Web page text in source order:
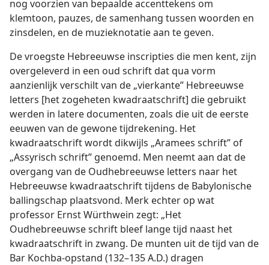
nog voorzien van bepaalde accenttekens om
klemtoon, pauzes, de samenhang tussen woorden en
zinsdelen, en de muzieknotatie aan te geven.
De vroegste Hebreeuwse inscripties die men kent, zijn
overgeleverd in een oud schrift dat qua vorm
aanzienlijk verschilt van de „vierkante” Hebreeuwse
letters [het zogeheten kwadraatschrift] die gebruikt
werden in latere documenten, zoals die uit de eerste
eeuwen van de gewone tijdrekening. Het
kwadraatschrift wordt dikwijls „Aramees schrift” of
„Assyrisch schrift” genoemd. Men neemt aan dat de
overgang van de Oudhebreeuwse letters naar het
Hebreeuwse kwadraatschrift tijdens de Babylonische
ballingschap plaatsvond. Merk echter op wat
professor Ernst Würthwein zegt: „Het
Oudhebreeuwse schrift bleef lange tijd naast het
kwadraatschrift in zwang. De munten uit de tijd van de
Bar Kochba-opstand (132–135 A.D.) dragen